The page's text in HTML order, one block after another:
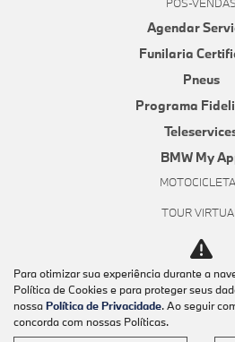
Agendar
Funilaria
Pneus
Programa
BMW My
TOUR VIRTUAL
Sobre Nós
Contato
Trabalhe
Política de
Para otimizar sua experiência durante a
Política de Cookies e para proteger seus
nossaPolítica de Privacidade. Ao seguir
concorda com nossas Políticas.